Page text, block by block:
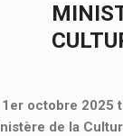
1er octobre 2025
de la